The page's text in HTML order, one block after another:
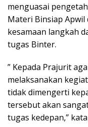
menguasai
Materi Binsiap
kesamaan langkah
tugas Binter.
” Kepada Prajurit
melaksanakan
tidak dimengerti
tersebut akan
tugas kedepan,”